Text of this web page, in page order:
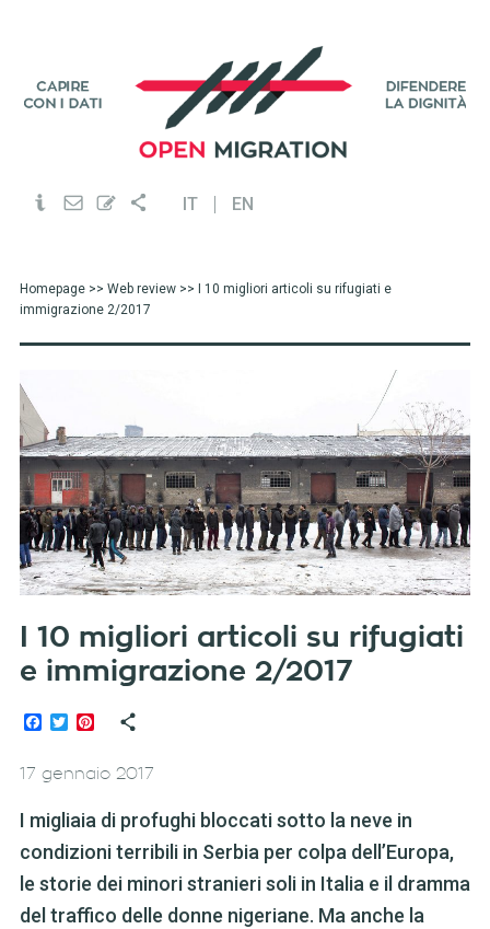
IT EN
Homepage>> Web review>> I 10 migliori articoli su rifugiati e
immigrazione 2/2017
I 10 migliori articoli su rifugiati
e immigrazione 2/2017
Facebook
TwitterPinterest
17 gennaio 2017
I migliaia di profughi bloccati sotto la neve in
condizioni terribili in Serbia per colpa dell’Europa,
le storie dei minori stranieri soli in Italia e il dramma
del traffico delle donne nigeriane. Ma anche la